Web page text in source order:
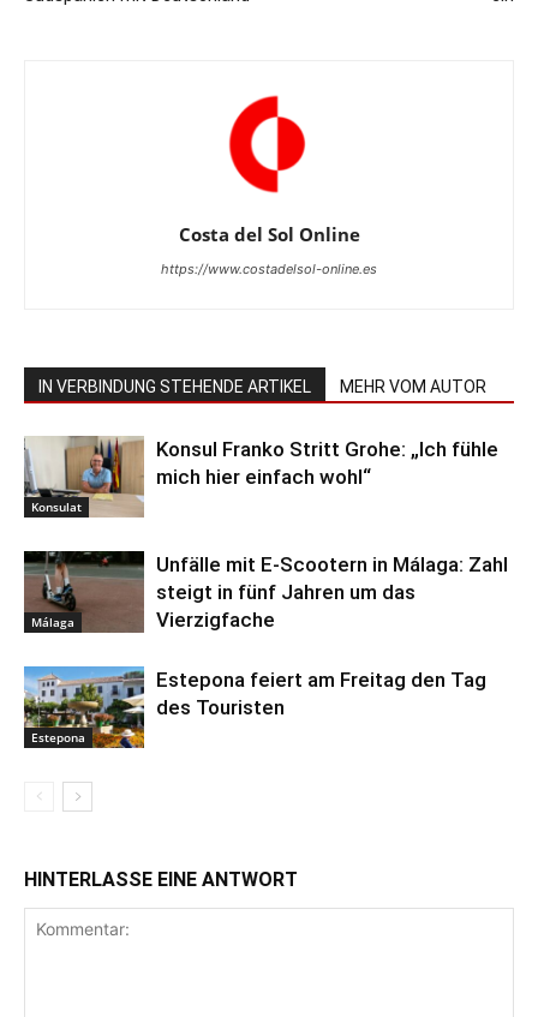
Costa del Sol Online
https://www.costadelsol-online.es
IN VERBINDUNG STEHENDE ARTIKEL MEHR VOM AUTOR
Konsulat
Konsul Franko Stritt Grohe: „Ich fühle
mich hier einfach wohl“
Málaga
Unfälle mit E-Scootern in Málaga: Zahl
steigt in fünf Jahren um das
Vierzigfache
Estepona
Estepona feiert am Freitag den Tag
des Touristen
HINTERLASSE EINE ANTWORT